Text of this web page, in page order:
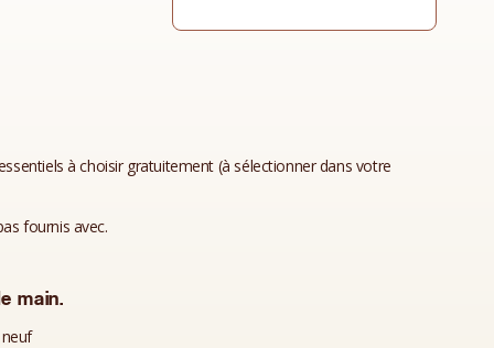
à choisir gratuitement (à sélectionner dans votre
fournis avec.
main.